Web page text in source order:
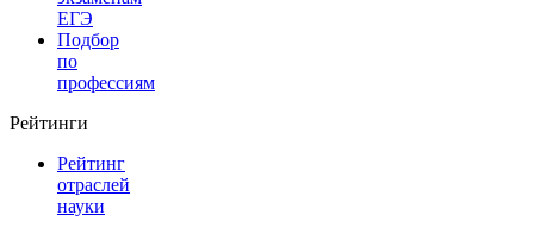
ЕГЭ
Подбор
по
профессиям
Рейтинги
Рейтинг
отраслей
науки